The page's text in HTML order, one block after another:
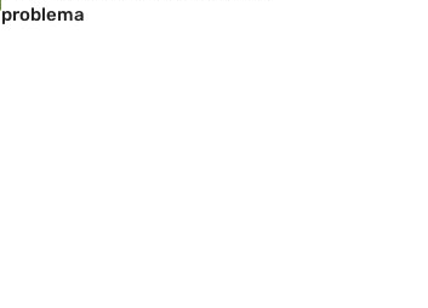
problema